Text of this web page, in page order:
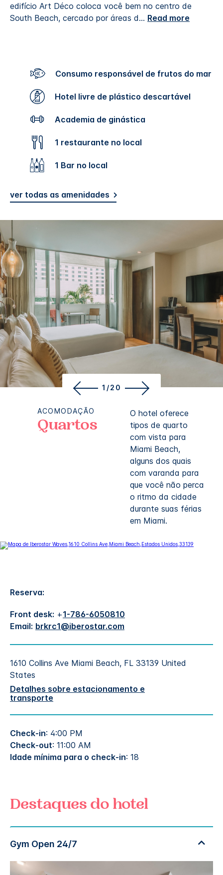
edifício Art Déco coloca você bem no centro de
South Beach, cercado por áreas d... Read more
Consumo responsável de frutos do mar
Hotel livre de plástico descartável
Academia de ginástica
1 restaurante no local
1 Bar no local
ver todas as amenidades
1/20
ACOMODAÇÃO
Quartos
O hotel oferece
tipos de quarto
com vista para
Miami Beach,
alguns dos quais
com varanda para
que você não perca
o ritmo da cidade
durante suas férias
em Miami.
Reserva:
Front desk: +1-786-6050810
Email: brkrc1@iberostar.com
1610 Collins Ave Miami Beach, FL 33139 United
States
Detalhes sobre estacionamento e
transporte
Check-in: 4:00 PM
Check-out: 11:00 AM
Idade mínima para o check-in: 18
Destaques do hotel